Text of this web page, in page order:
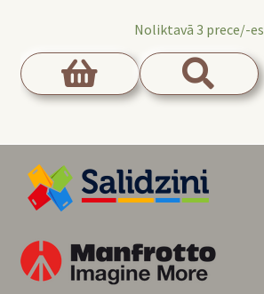
Noliktavā 3 prece/-es